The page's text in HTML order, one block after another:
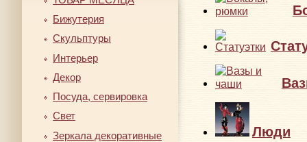
Бижутерия
Скульптуры
Интерьер
Декор
Посуда, сервировка
Свет
Зеркала декоративные
Люди